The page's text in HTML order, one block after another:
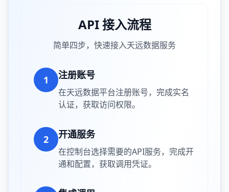
API 接入流程
简单四步，快速接入天远数据服务
1 注册账号
在天远数据平台注册账号，完成实名
认证，获取访问权限。
2 开通服务
在控制台选择需要的API服务，完成开
通和配置，获取调用凭证。